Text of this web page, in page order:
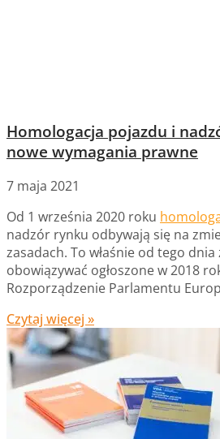
Homologacja pojazdu i
nowe wymagania prawne
7 maja 2021
Od 1 września 2020 roku
nadzór rynku odbywają się na
zasadach. To właśnie od tego dnia
obowiązywać ogłoszone w 2018
Rozporządzenie Parlamentu
Czytaj więcej »